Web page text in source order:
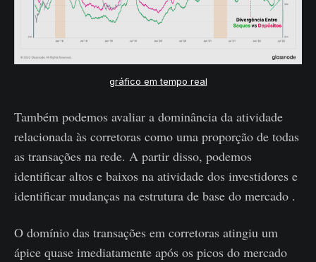
gráfico em tempo real
Também podemos avaliar a dominância da atividade
relacionada às corretoras como uma proporção de todas
as transações na rede. A partir disso, podemos
identificar altos e baixos na atividade dos investidores e
identificar mudanças na estrutura de base do mercado .
O domínio das transações em corretoras atingiu um
ápice quase imediatamente após os picos do mercado